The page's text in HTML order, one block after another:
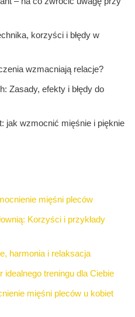
korzyści i błędy w
wzmacniają relacje?
Zasady, efekty i błędy do
jak wzmocnić mięśnie i pięknie
mięśni pleców
Korzyści i przykłady
harmonia i relaksacja
treningu dla Ciebie
mięśni pleców u kobiet